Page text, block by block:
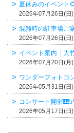
夏休みのイベント
2026年07月26日(日)
混雑時の駐車場ご
2026年07月26日(日)
イベント案内｜大
2026年07月20日(月)
ワンダーフォトコ
2026年05月31日(日)
コンサート開催
2026年05月17日(日)